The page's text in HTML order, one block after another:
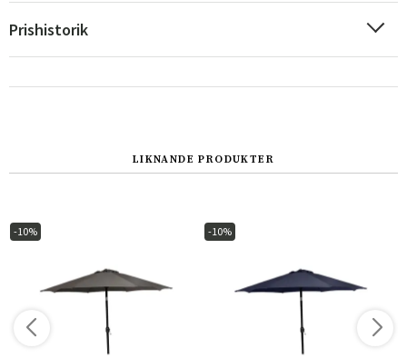
Sverige
Prishistorik
LIKNANDE PRODUKTER
-10% -10%